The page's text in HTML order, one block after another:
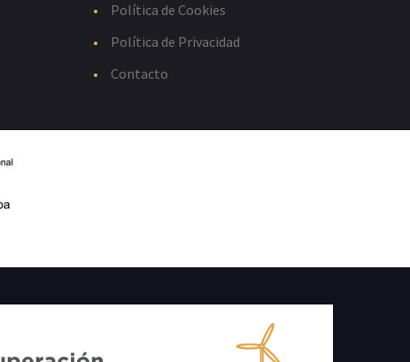
Política de Cookies
Política de Privacidad
Contacto